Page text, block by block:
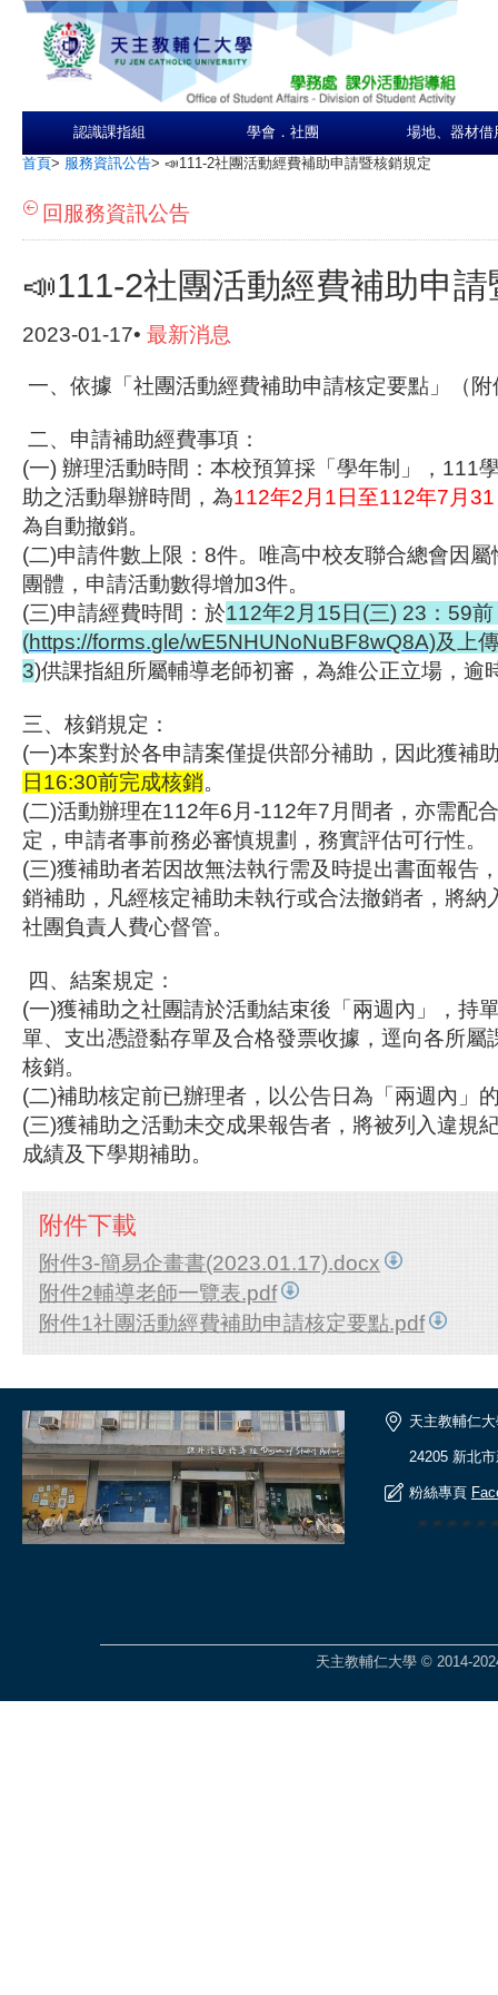
認識課指組 學會．社團 場地、器材借
首頁> 服務資訊公告> 📣111-2社團活動經費補助申請暨核銷規定
回服務資訊公告
📣111-2社團活動經費補助申
2023-01-17• 最新消息
一、依據「社團活動經費補助申請核定要點」（
二、申請補助經費事項：
(一) 辦理活動時間：本校預算採「學年制」， 111
助之活動舉辦時間， 為112年2月1日至112年7月
為自動撤銷。
(二)申請件數上限：8件。唯高中校友聯合總會因屬
團體，申請活動數得增加3件。
(三)申請經費時間：於112年2月15日(三) 23：59
(https://forms.gle/wE5NHUNoNuBF8wQ8A)及上
3)供課指組所屬輔導老師初審，為維公正立場，逾
三、核銷規定：
(一)本案對於各申請案僅提供部分補助， 因此獲補
日16:30前完成核銷。
(二)活動辦理在112年6月-112年7月間者， 亦需配
定，申請者事前務必審慎規劃， 務實評估可行
(三)獲補助者若因故無法執行需及時提出書面報告
銷補助，凡經核定補助未執行或合法撤銷者， 將納
社團負責人費心督管。
四、結案規定：
(一)獲補助之社團請於活動結束後「兩週內」，持
單、支出憑證黏存單及合格發票收據， 逕向各所屬
核銷。
(二)補助核定前已辦理者，以公告日為「兩週
(三)獲補助之活動未交成果報告者， 將被列入違規
成績及下學期補助。
附件下載
附件3-簡易企畫書(2023.01.17).docx
附件2輔導老師一覽表.pdf
附件1社團活動經費補助申請核定要點.pdf
天主教輔仁
24205 新北
粉絲專頁
天主教輔仁大學 © 2014-